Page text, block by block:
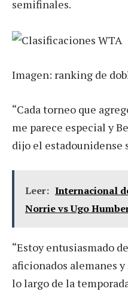
semifinales.
Imagen: ranking de
“Cada torneo que
me parece especial y
dijo el estadounidense
Leer: Internacional
Norrie vs Ugo
“Estoy entusiasmado
aficionados alemanes
lo largo de la